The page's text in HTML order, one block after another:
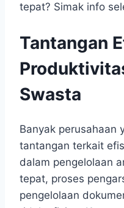
tepat? Simak info
Tantangan
Swasta
Banyak perusahaan
tantangan terkait
dalam pengelolaan
tepat, proses
pengelolaan